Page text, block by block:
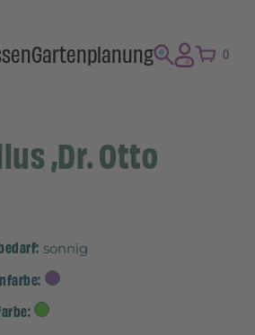
Gartenplanung 0
‚Dr. Otto
sonnig